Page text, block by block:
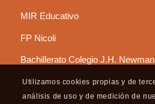
MIR Educativo
FP Nicoli
Bachillerato Colegio J.H. Newman
Utilizamos cookies propias y de
análisis de uso y de medición de